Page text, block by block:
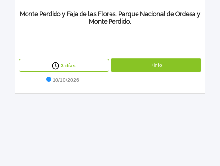
Monte Perdido y Faja de las Flores. Parque Nacional de Ordesa y
Monte Perdido.
3 días +info
10/10/2026